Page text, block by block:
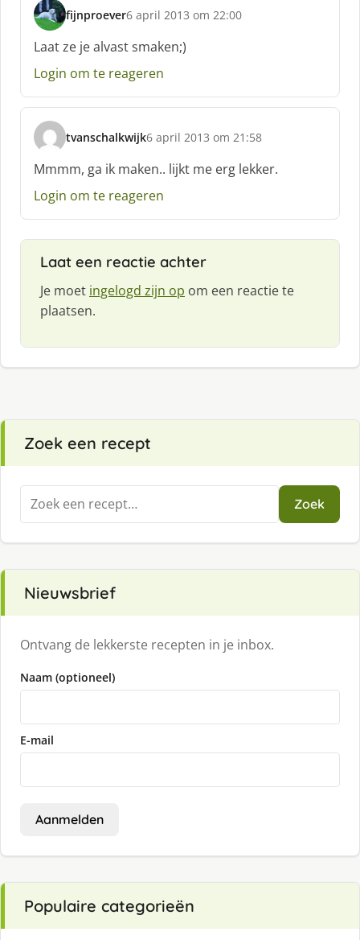
fijnproever
s
c
h
r
e
f
:
6 april 2013 om 22:00
Laat ze je alvast smaken;)
Login om te reageren
tvanschalkwijk
s
c
h
r
6 april 2013 om 21:58
Mmmm, ga ik maken.. lijkt me erg lekker.
Login om te reageren
Laat een reactie achter
Je moet ingelogd zijn op om een reactie te
plaatsen.
Zoek een recept
Zoeken
naar:
Zoek
Nieuwsbrief
Ontvang de lekkerste recepten in je inbox.
Naam (optioneel)
E-mail
Aanmelden
Populaire categorieën